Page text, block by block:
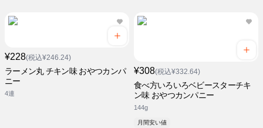
¥228(税込¥246.24)
ラーメン丸 チキン味 おやつカンパ
ニー
4連
¥308(税込¥332.64)
食べ方いろいろベビースターチキ
ン味 おやつカンパニー
144g
月間安い値